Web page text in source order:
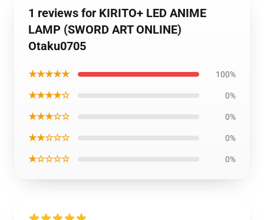
1 reviews for KIRITO+ LED ANIME
LAMP (SWORD ART ONLINE)
Otaku0705
★★★★★ 100%
★★★★☆ 0%
★★★☆☆ 0%
★★☆☆☆ 0%
★☆☆☆☆ 0%